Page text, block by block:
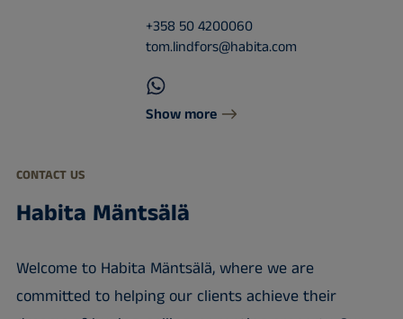
+358 50 4200060
tom.lindfors@habita.com
Show more
CONTACT US
Habita Mäntsälä
Welcome to Habita Mäntsälä, where we are
committed to helping our clients achieve their